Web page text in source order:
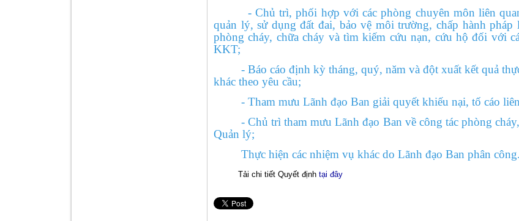
- Chủ trì, phối hợp với các phòng chuyên môn liên quan
quản lý, sử dụng đất đai, bảo vệ môi trường, chấp hành
phòng cháy, chữa cháy và tìm kiếm cứu nạn, cứu hộ đối với
KKT;
- Báo cáo định kỳ tháng, quý, năm và đột xuất kết quả thực
khác theo yêu cầu;
- Tham mưu Lãnh đạo Ban giải quyết khiếu nại, tố cáo
- Chủ trì tham mưu Lãnh đạo Ban về công tác phòng cháy,
Quản lý;
Thực hiện các nhiệm vụ khác do Lãnh đạo Ban phân công.
Tải chi tiết Quyết định tại đây